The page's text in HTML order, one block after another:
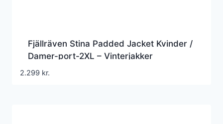
Fjällräven Stina Padded Jacket Kvinder /
Damer-port-2XL – Vinterjakker
2.299 kr.